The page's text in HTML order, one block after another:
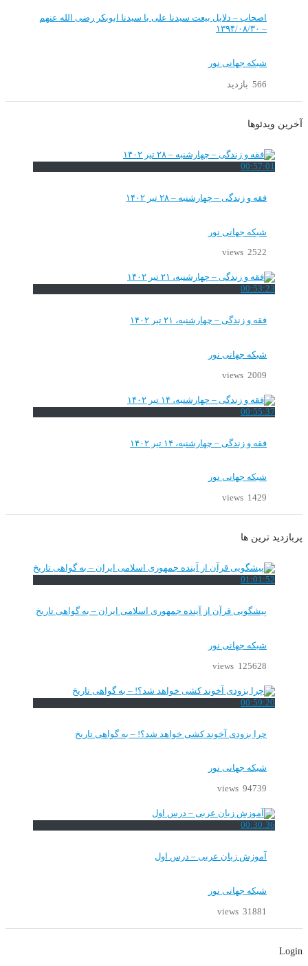
اصحاب – دلایل بیعت سیدنا علی با سیدنا ابوبکر رضی الله عنهم
– ۱۳۹۴/۰۸/۳۰
شبکه جهانی نور
566 بازدید
آخرین ویدئوها
00:57:01
فقه و زندگی – چهارشنبه – ۲۸ تیر ۱۴۰۲
شبکه جهانی نور
2522 views
00:53:23
فقه و زندگی – چهارشنبه، ۲۱ تیر ۱۴۰۲
شبکه جهانی نور
2009 views
00:55:37
فقه و زندگی – چهارشنبه، ۱۴ تیر ۱۴۰۲
شبکه جهانی نور
1429 views
پربازدید ترین ها
01:01:52
پیشگویی قرآن از آینده جمهوری اسلامی ایران – به گواهی تاریخ
شبکه جهانی نور
125628 views
00:59:20
چرا بزودی آخوند کشی خواهد شد؟! – به گواهی تاریخ
شبکه جهانی نور
94739 views
00:30:36
آموزش زبان عربی – درس اول
شبکه جهانی نور
31881 views
Login